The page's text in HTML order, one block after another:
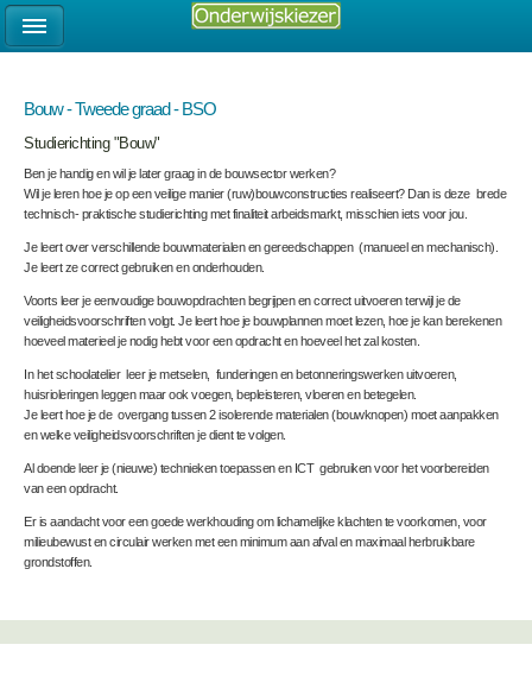
Bouw - Tweede graad - BSO
Studierichting "Bouw"
Ben je handig en wil je later graag in de bouwsector werken?
Wil je leren hoe je op een veilige manier (ruw)bouwconstructies realiseert? Dan is deze brede
technisch- praktische studierichting met finaliteit arbeidsmarkt, misschien iets voor jou.
Je leert over verschillende bouwmaterialen en gereedschappen (manueel en mechanisch).
Je leert ze correct gebruiken en onderhouden.
Voorts leer je eenvoudige bouwopdrachten begrijpen en correct uitvoeren terwijl je de
veiligheidsvoorschriften volgt. Je leert hoe je bouwplannen moet lezen, hoe je kan berekenen
hoeveel materieel je nodig hebt voor een opdracht en hoeveel het zal kosten.
In het schoolatelier leer je metselen, funderingen en betonneringswerken uitvoeren,
huisrioleringen leggen maar ook voegen, bepleisteren, vloeren en betegelen.
Je leert hoe je de overgang tussen 2 isolerende materialen (bouwknopen) moet aanpakken
en welke veiligheidsvoorschriften je dient te volgen.
Al doende leer je (nieuwe) technieken toepassen en ICT gebruiken voor het voorbereiden
van een opdracht.
Er is aandacht voor een goede werkhouding om lichamelijke klachten te voorkomen, voor
milieubewust en circulair werken met een minimum aan afval en maximaal herbruikbare
grondstoffen.